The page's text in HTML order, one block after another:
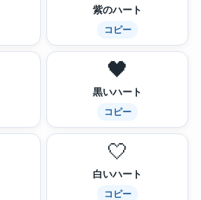
紫のハート
コピー
🖤
黒いハート
コピー
🤍
白いハート
コピー